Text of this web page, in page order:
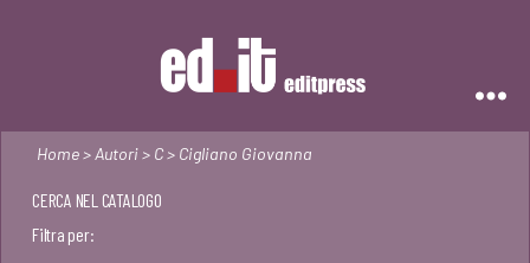
Home> Autori> C> Cigliano Giovanna
CERCA NEL CATALOGO
Filtra per: